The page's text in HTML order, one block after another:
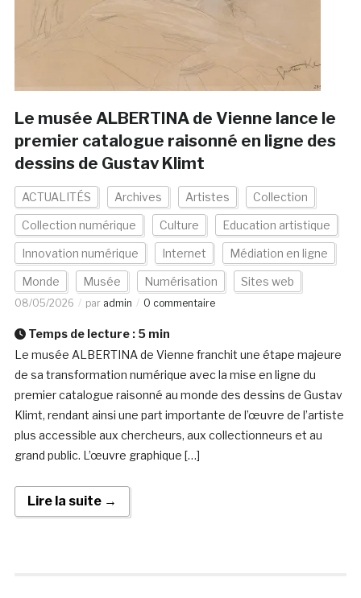
Le musée ALBERTINA de Vienne lance le
premier catalogue raisonné en ligne des
dessins de Gustav Klimt
ACTUALITÉS Archives Artistes Collection
Collection numérique Culture Education artistique
Innovation numérique Internet Médiation en ligne
Monde Musée Numérisation Sites web
08/05/2026 par admin 0 commentaire
Temps de lecture : 5 min
Le musée ALBERTINA de Vienne franchit une étape majeure
de sa transformation numérique avec la mise en ligne du
premier catalogue raisonné au monde des dessins de Gustav
Klimt, rendant ainsi une part importante de l’œuvre de l’artiste
plus accessible aux chercheurs, aux collectionneurs et au
grand public. L’œuvre graphique […]
Lire la suite →